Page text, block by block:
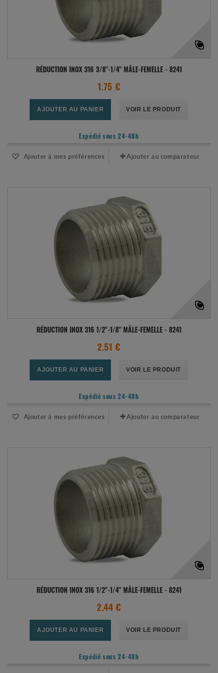
RÉDUCTION INOX 316 3/8"-1/4" MÂLE-FEMELLE - 8241
1.75 €
AJOUTER AU PANIER VOIR LE PRODUIT
Expédié sous 24-48h
Ajouter à mes préférences Ajouter au comparateur
RÉDUCTION INOX 316 1/2"-1/8" MÂLE-FEMELLE - 8241
2.51 €
AJOUTER AU PANIER VOIR LE PRODUIT
Expédié sous 24-48h
Ajouter à mes préférences Ajouter au comparateur
RÉDUCTION INOX 316 1/2"-1/4" MÂLE-FEMELLE - 8241
2.44 €
AJOUTER AU PANIER VOIR LE PRODUIT
Expédié sous 24-48h